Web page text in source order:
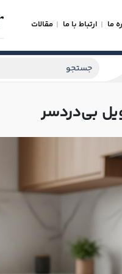
ما ارتباط با ما مقالات
بی‌دردسر